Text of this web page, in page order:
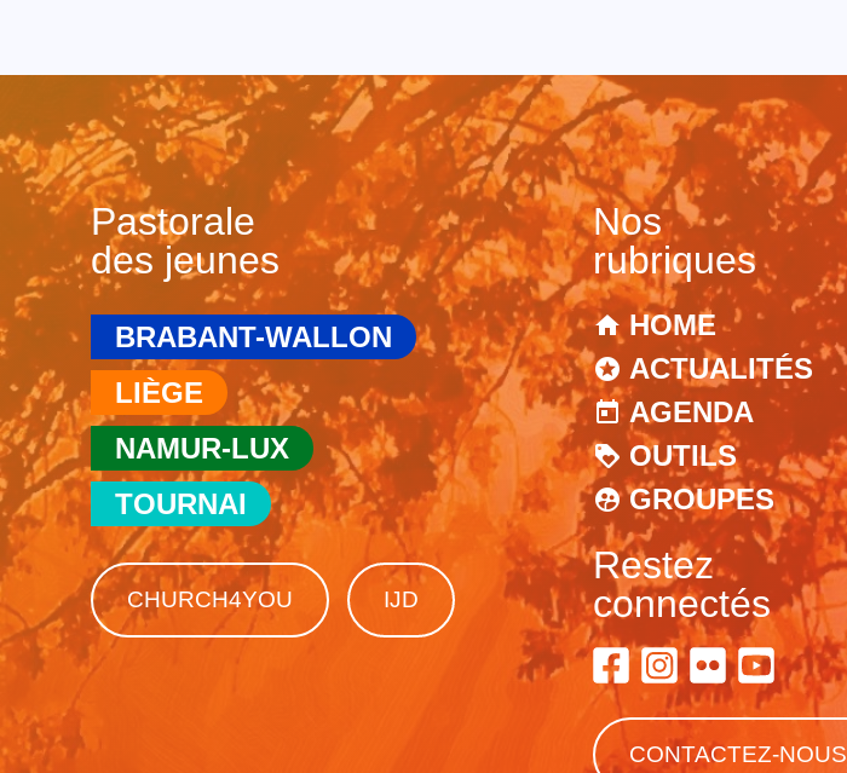
Pastorale
des jeunes
BRABANT-WALLON
LIÈGE
NAMUR-LUX
TOURNAI
CHURCH4YOU IJD
Nos
rubriques
HOME
ACTUALITÉS
AGENDA
OUTILS
GROUPES
Restez
connectés
CONTACTEZ-NOUS